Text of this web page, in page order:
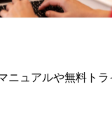
ニュアルや無料トラ